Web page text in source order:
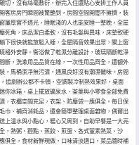
切，沒有絲毫敷衍，辦完入住還貼心安排工作人員
客房房門瞬間被驚艷到，房間空間開闊不擁擠，裝
簾厚實不透光，睡眠淺的人也能安睡一整晚，全屋
死角，床品潔白柔軟，沒有毛髮與異味，床墊軟硬
下很快就能放鬆入睡，全屋隔音效果出眾，關上窗
格外安靜。衞浴做了乾濕分離設計，玻璃隔斷乾淨
斷，洗漱用品品質在線，一次性用品齊全，還額外
，馬桶潔凈無污漬，通風良好沒有潮濕黴味。房間
追劇辦公都不卡頓，空調製冷制熱效果好，桌面
你冰箱，桌上擺放礦泉水、茶葉與小零食全部免費
，衣櫃空間充足，衣架、防塵袋一應俱全。每日保
巾、補齊消耗品，還會簡單整理桌面雜物，偶爾出
上温水與小點心，暖心又周到。自助早餐是一大亮
，熱粥、麪點、蒸餃、煎蛋、各式葷素熱菜、沙
俱全，食材新鮮現做，口味清淡適口，菜品隨時補